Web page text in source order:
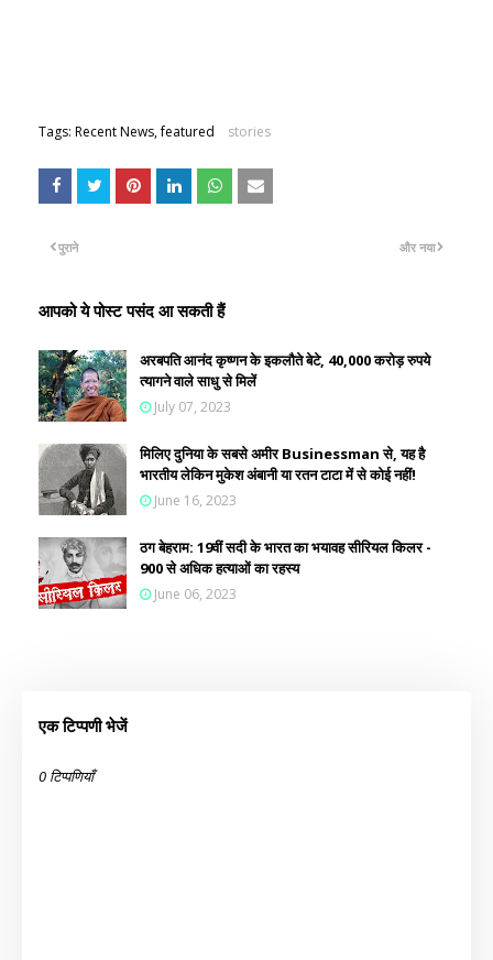
Tags: Recent News, featured stories
और नया
पुराने
आपको ये पोस्ट पसंद आ सकती हैं
अरबपति आनंद कृष्णन के इकलौते बेटे, 40,000 करोड़ रुपये
त्यागने वाले साधु से मिलें
July 07, 2023
मिलिए दुनिया के सबसे अमीर Businessman से, यह है
भारतीय लेकिन मुकेश अंबानी या रतन टाटा में से कोई नहीं!
June 16, 2023
ठग बेहराम: 19वीं सदी के भारत का भयावह सीरियल किलर -
900 से अधिक हत्याओं का रहस्य
June 06, 2023
एक टिप्पणी भेजें
0 टिप्पणियाँ